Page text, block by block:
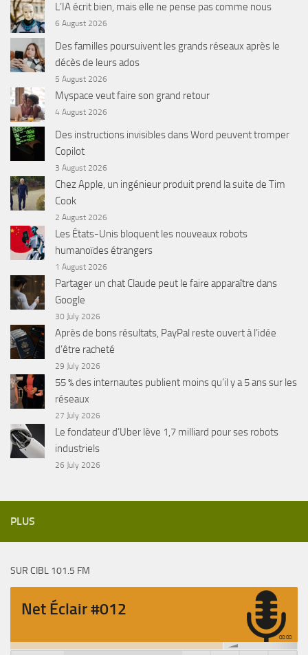
L’IA écrit bien, mais elle ne pense pas comme nous
6 August 2026
Des familles poursuivent les grands réseaux après le
décès de leurs ados
5 August 2026
Myspace veut faire son grand retour
4 August 2026
Des instructions invisibles dans Word peuvent tromper
Copilot
3 August 2026
Chez Apple, un ingénieur produit prend la suite de Tim
Cook
2 August 2026
Les États-Unis bloquent les nouveaux robots
humanoïdes étrangers
1 August 2026
Partager un chat Claude peut le faire apparaître dans
Google
30 July 2026
Après de bons résultats, PayPal reste ouvert à l’idée
d’être racheté
29 July 2026
55 % des internautes publient moins qu’il y a 5 ans sur les
réseaux
27 July 2026
Le fondateur d’Uber lève 1,7 milliard pour ses robots
industriels
26 July 2026
PLUS
SUR CIBL 101.5 FM
Net Éclair #012
00:00